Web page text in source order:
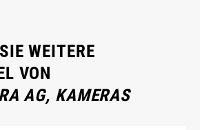
WEITERE
VON
AG, KAMERAS